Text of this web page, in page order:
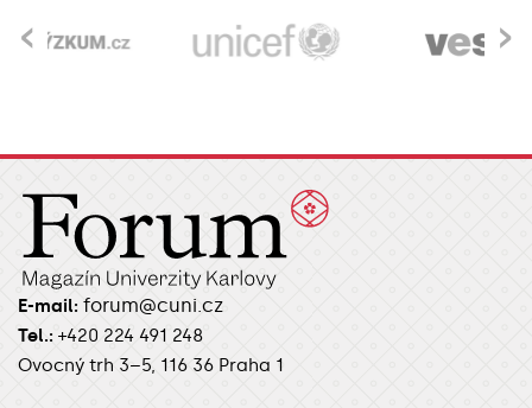
›
‹
E-mail: forum@cuni.cz
Tel.: +420 224 491 248
Ovocný trh 3–5, 116 36 Praha 1